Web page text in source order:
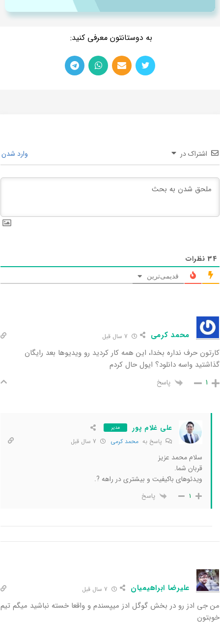
اشتراک در وارد شدن
34 نظرات
قدیمی‌ترین
محمد کرمی
کارتون حرف نداره بخدا، این همه کار کردید رو ویدیوها بعد رایگان
گذاشتید واسه دانلود؟ ایول حال کردم
1 پاسخ
علی غلام پور مدیر
پاسخ به محمد کرمی
سلام محمد عزیز
قربان شما.
ویدئوهای باکیفیت و بیشتری در راهه ?.
1 پاسخ
علیرضا ابراهیمیان
من جی ادز رو در بخش گوگل ادز میپسندم و واقعا خسته نباشید میگم تیم
خوبتون